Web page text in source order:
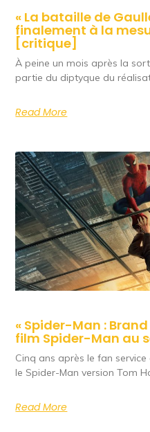
« La bataille de
finalement à la
[critique]
À peine un mois après la
partie du diptyque du
Read More
« Spider-Man :
film Spider-Man au
Cinq ans après le fan
le Spider-Man version Tom
Read More